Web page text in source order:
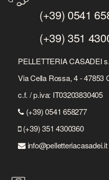
(+39) 0541
(+39) 351
PELLETTERIA CASADEI
Via Cella Rossa, 4 - 47853
c.f. / p.iva: IT03203830405
(+39) 0541 658277
(+39) 351 4300360